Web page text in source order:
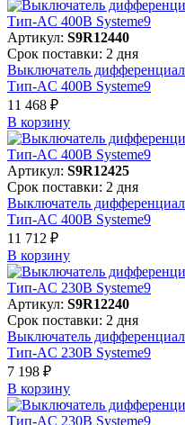
Артикул: S9R12440
Срок поставки: 2 дня
Выключатель
Тип-AC 400В Systeme9
11 468 ₽
В корзинy
Артикул: S9R12425
Срок поставки: 2 дня
Выключатель
Тип-AC 400В Systeme9
11 712 ₽
В корзинy
Артикул: S9R12240
Срок поставки: 2 дня
Выключатель
Тип-AC 230В Systeme9
7 198 ₽
В корзинy